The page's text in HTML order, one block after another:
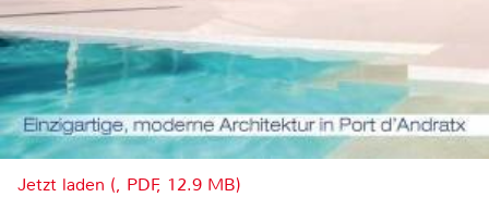
Jetzt laden (, PDF, 12.9 MB)